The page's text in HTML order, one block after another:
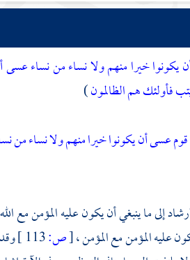
يكونوا خيرا منهم ولا نساء من نساء عسى
فأولئك هم الظالمون)
قوم عسى أن يكونوا خيرا منهم ولا نساء
إلى ما ينبغي أن يكون عليه المؤمن مع
عليه المؤمن مع المؤمن ،[ص: